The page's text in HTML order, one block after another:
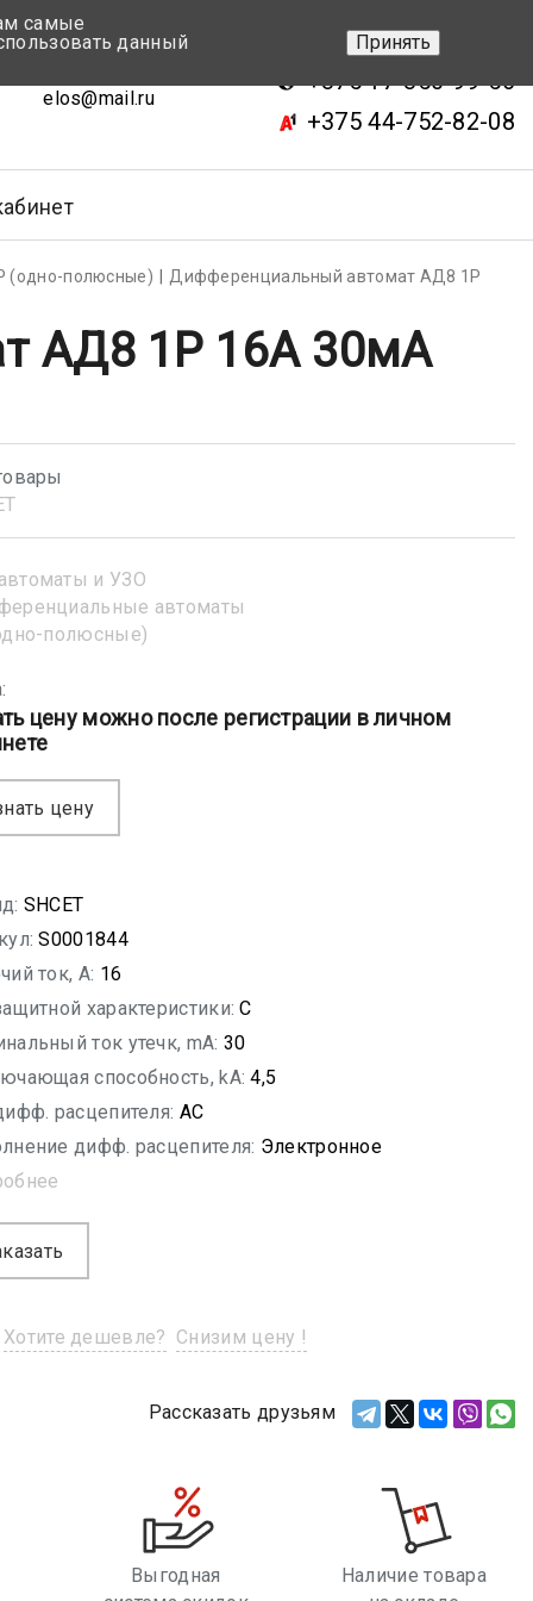
elos@mail.ru
+375 17-343-46-70
+375 17-350-99-56
+375 44-752-82-08
(одно-полюсные)
Дифференциальный автомат AД8 1P
AД8 1P 16А 30мА
и УЗО
автоматы
полюсные)
цену можно после регистрации в личном
цену
SHСET
S0001844
ток, A: 16
характеристики: C
ток утечк, mA: 30
способность, kA: 4,5
расцепителя: AC
дифф. расцепителя: Электронное
Хотите дешевле? Снизим цену !
Рассказать друзьям
Выгодная
Наличие товара
самые
данный
Принять